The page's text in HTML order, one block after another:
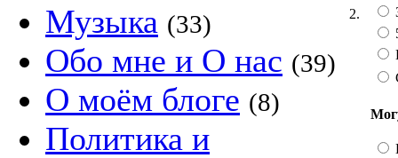
Музыка (33)
Обо мне и О нас (39)
О моём блоге (8)
Политика и
2.